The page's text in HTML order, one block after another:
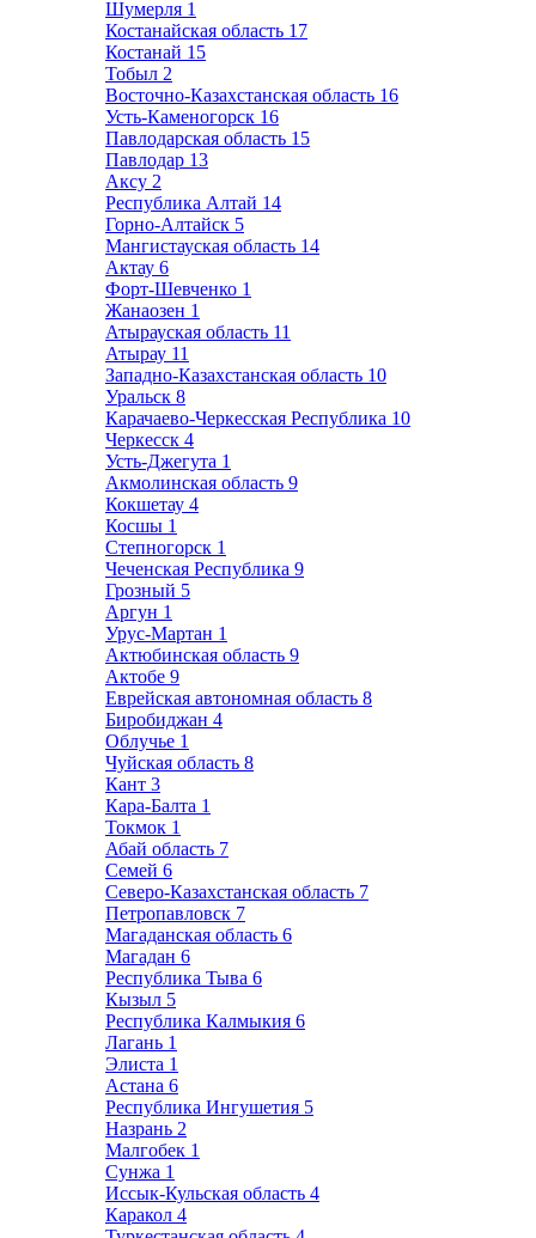
Шумерля 1
Костанайская область 17
Костанай 15
Тобыл 2
Восточно-Казахстанская область 16
Усть-Каменогорск 16
Павлодарская область 15
Павлодар 13
Аксу 2
Республика Алтай 14
Горно-Алтайск 5
Мангистауская область 14
Актау 6
Форт-Шевченко 1
Жанаозен 1
Атырауская область 11
Атырау 11
Западно-Казахстанская область 10
Уральск 8
Карачаево-Черкесская Республика 10
Черкесск 4
Усть-Джегута 1
Акмолинская область 9
Кокшетау 4
Косшы 1
Степногорск 1
Чеченская Республика 9
Грозный 5
Аргун 1
Урус-Мартан 1
Актюбинская область 9
Актобе 9
Еврейская автономная область 8
Биробиджан 4
Облучье 1
Чуйская область 8
Кант 3
Кара-Балта 1
Токмок 1
Абай область 7
Семей 6
Северо-Казахстанская область 7
Петропавловск 7
Магаданская область 6
Магадан 6
Республика Тыва 6
Кызыл 5
Республика Калмыкия 6
Лагань 1
Элиста 1
Астана 6
Республика Ингушетия 5
Назрань 2
Малгобек 1
Сунжа 1
Иссык-Кульская область 4
Каракол 4